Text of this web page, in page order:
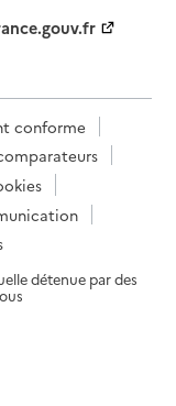
conforme
détenue par des